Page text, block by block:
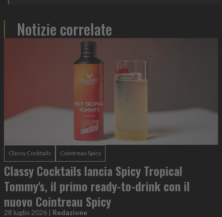
Notizie correlate
Classy Cocktails Cointreau Spicy
Classy Cocktails lancia Spicy Tropical
Tommy's, il primo ready-to-drink con il
nuovo Cointreau Spicy
28 luglio 2026 | Redazione